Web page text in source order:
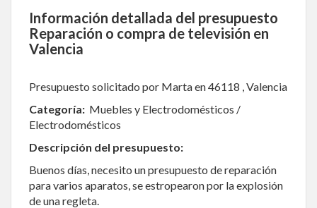
Información detallada del presupuesto
Reparación o compra de televisión en
Valencia
Presupuesto solicitado por Marta en 46118 , Valencia
Categoría: Muebles y Electrodomésticos /
Electrodomésticos
Descripción del presupuesto:
Buenos días, necesito un presupuesto de reparación
para varios aparatos, se estropearon por la explosión
de una regleta.